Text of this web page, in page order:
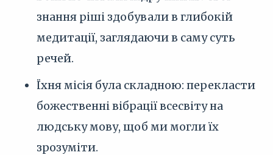
знання ріші здобували в глибокій
медитації, заглядаючи в саму суть
речей.
Їхня місія була складною: перекласти
божественні вібрації всесвіту на
людську мову, щоб ми могли їх
зрозуміти.